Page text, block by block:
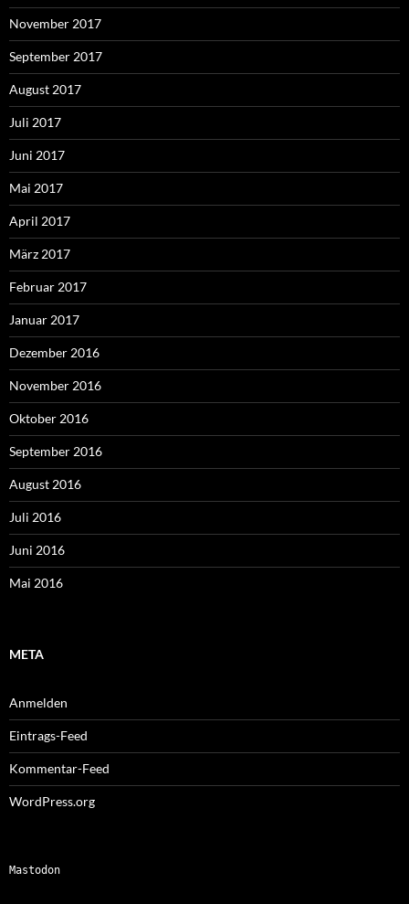
November 2017
September 2017
August 2017
Juli 2017
Juni 2017
Mai 2017
April 2017
März 2017
Februar 2017
Januar 2017
Dezember 2016
November 2016
Oktober 2016
September 2016
August 2016
Juli 2016
Juni 2016
Mai 2016
META
Anmelden
Eintrags-Feed
Kommentar-Feed
WordPress.org
Mastodon